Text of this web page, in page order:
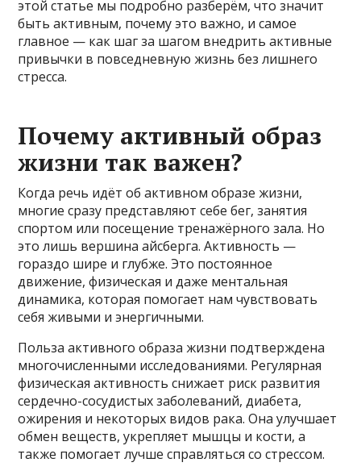
этой статье мы подробно разберём, что значит
быть активным, почему это важно, и самое
главное — как шаг за шагом внедрить активные
привычки в повседневную жизнь без лишнего
стресса.
Почему активный образ
жизни так важен?
Когда речь идёт об активном образе жизни,
многие сразу представляют себе бег, занятия
спортом или посещение тренажёрного зала. Но
это лишь вершина айсберга. Активность —
гораздо шире и глубже. Это постоянное
движение, физическая и даже ментальная
динамика, которая помогает нам чувствовать
себя живыми и энергичными.
Польза активного образа жизни подтверждена
многочисленными исследованиями. Регулярная
физическая активность снижает риск развития
сердечно-сосудистых заболеваний, диабета,
ожирения и некоторых видов рака. Она улучшает
обмен веществ, укрепляет мышцы и кости, а
также помогает лучше справляться со стрессом.